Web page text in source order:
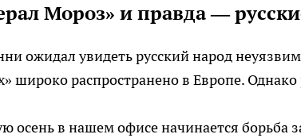
Мороз» и правда —
ожидал увидеть русский народ
широко распространено в Европе. Однако
осень в нашем офисе начинается борьба